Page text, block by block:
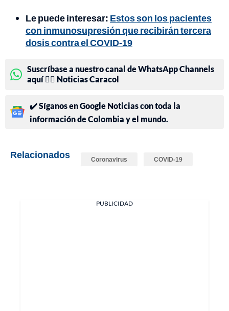
Le puede interesar: Estos son los pacientes
con inmunosupresión que recibirán tercera
dosis contra el COVID-19
Suscríbase a nuestro canal de WhatsApp Channels
aquí 👉🏻 Noticias Caracol
✔️ Síganos en Google Noticias con toda la
información de Colombia y el mundo.
Relacionados Coronavirus COVID-19
PUBLICIDAD